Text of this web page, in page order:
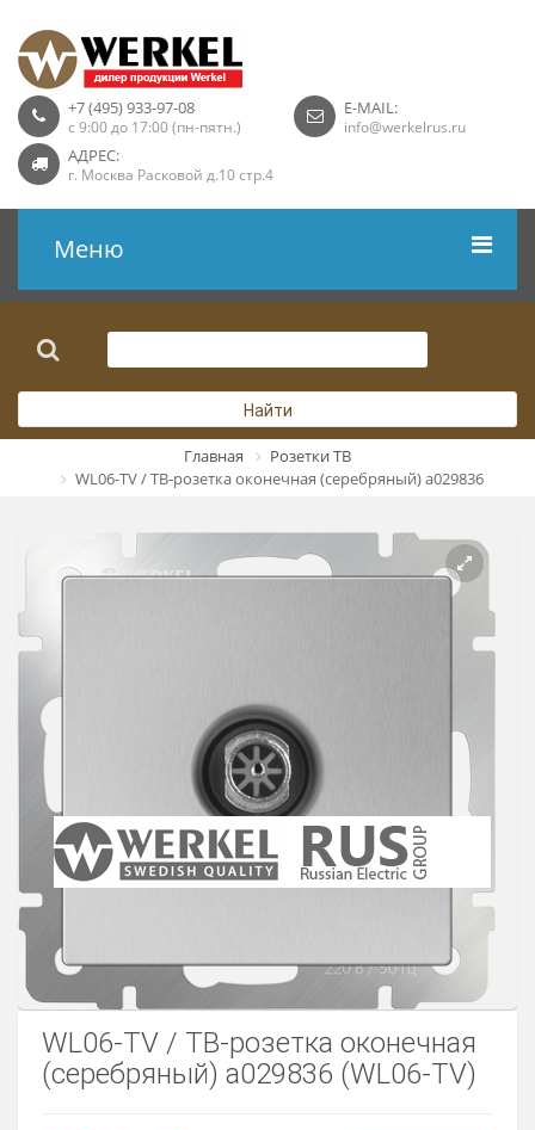
+7 (495) 933-97-08
с 9:00 до 17:00 (пн-пятн.)
E-MAIL:
info@werkelrus.ru
АДРЕС:
г. Москва Расковой д.10 стр.4
Меню
Розетки USB
Розетки ТВ
Розетки Интернет
Найти
Главная
Розетки ТВ
WL06-TV / ТВ-розетка оконечная (серебряный) a029836
WL06-TV / ТВ-розетка оконечная
(серебряный) a029836 (WL06-TV)